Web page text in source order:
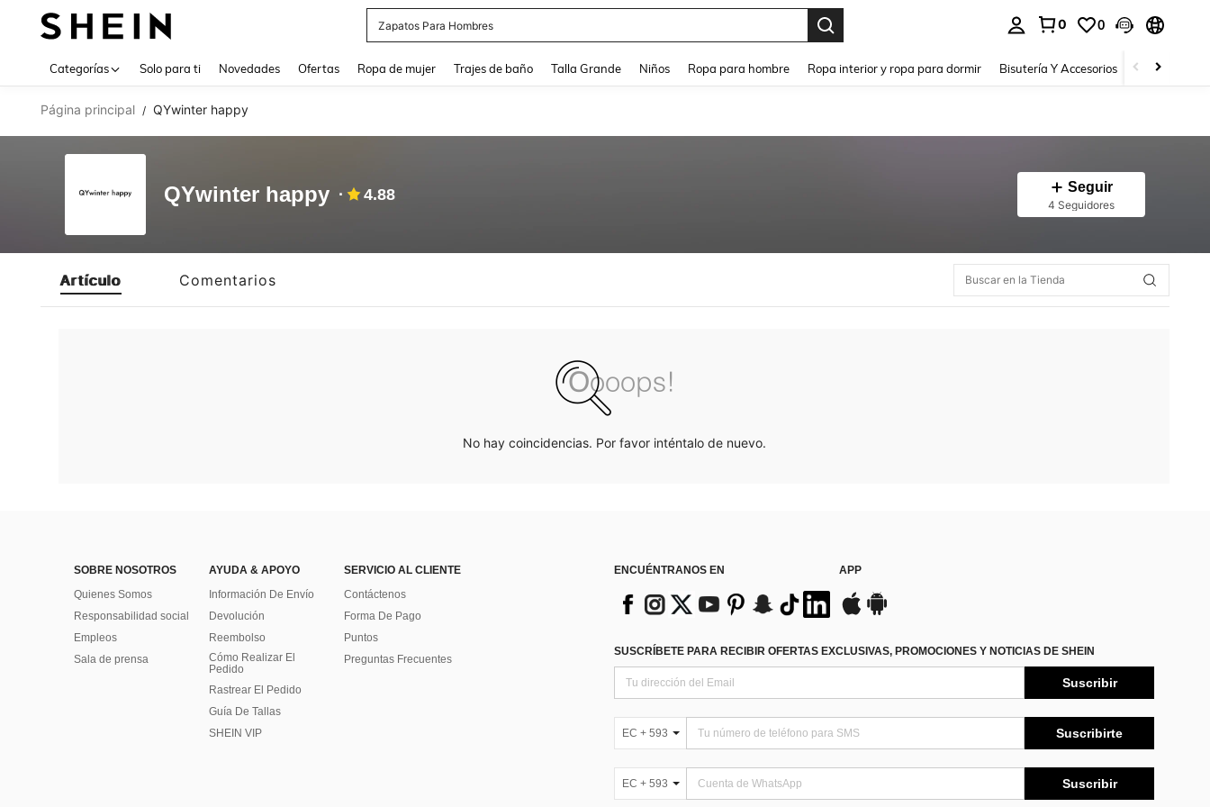
Zapatos Para Hombres
0 0
Categorías Solo para ti Novedades Ofertas Ropa de mujer Trajes de baño Talla Grande Niños Ropa para hombre Ropa interior y ropa para dormir Bisutería Y Accesorios Zapatos
Página principal / QYwinter happy
QYwinter happy 4.88 Seguir
4 Seguidores
Artículo Comentarios
No hay coincidencias. Por favor inténtalo de nuevo.
SOBRE NOSOTROS
Quienes Somos
Responsabilidad social
Empleos
Sala de prensa
AYUDA & APOYO
Información De Envío
Devolución
Reembolso
Cómo Realizar El
Pedido
Rastrear El Pedido
Guía De Tallas
SHEIN VIP
SERVICIO AL CLIENTE
Contáctenos
Forma De Pago
Puntos
Preguntas Frecuentes
ENCUÉNTRANOS EN APP
SUSCRÍBETE PARA RECIBIR OFERTAS EXCLUSIVAS, PROMOCIONES Y NOTICIAS DE SHEIN
Suscribir
EC + 593 Suscribirte
EC + 593 Suscribir